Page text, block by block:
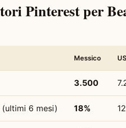
Pinterest per
Messico
3.500
6 mesi) 18%